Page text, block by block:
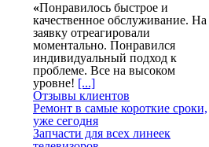
«Понравилось быстрое и
качественное обслуживание. На
заявку отреагировали
моментально. Понравился
индивидуальный подход к
проблеме. Все на высоком
уровне! [...]
Отзывы клиентов
Ремонт в самые короткие сроки,
уже сегодня
Запчасти для всех линеек